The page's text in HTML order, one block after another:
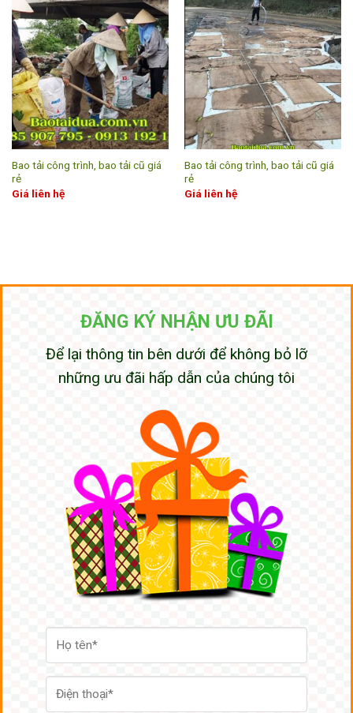
Bao tải công trình, bao tải cũ giá
rẻ
Giá liên hệ
Bao tải công trình, bao tải cũ giá
rẻ
Giá liên hệ
ĐĂNG KÝ NHẬN ƯU ĐÃI
Để lại thông tin bên dưới để không bỏ lỡ
những ưu đãi hấp dẫn của chúng tôi